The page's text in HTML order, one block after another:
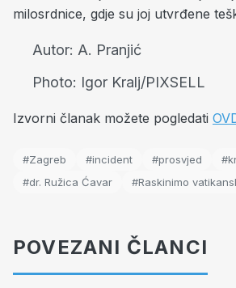
milosrdnice, gdje su joj utvrđene
Autor: A. Pranjić
Photo: Igor Kralj/PIXSELL
Izvorni članak možete pogledati
#Zagreb #incident #prosvjed
#dr. Ružica Ćavar
#Raskinimo
POVEZANI ČLANCI